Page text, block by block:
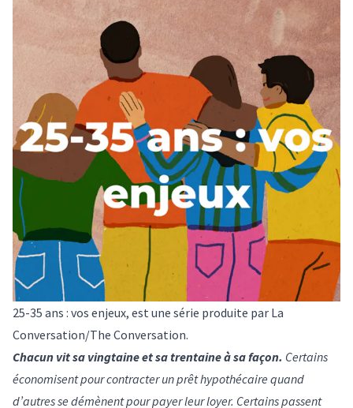
25-35 ans : vos enjeux, est une série produite par La
Conversation/The Conversation.
Chacun vit sa vingtaine et sa trentaine à sa façon. Certains
économisent pour contracter un prêt hypothécaire quand
d’autres se démènent pour payer leur loyer. Certains passent